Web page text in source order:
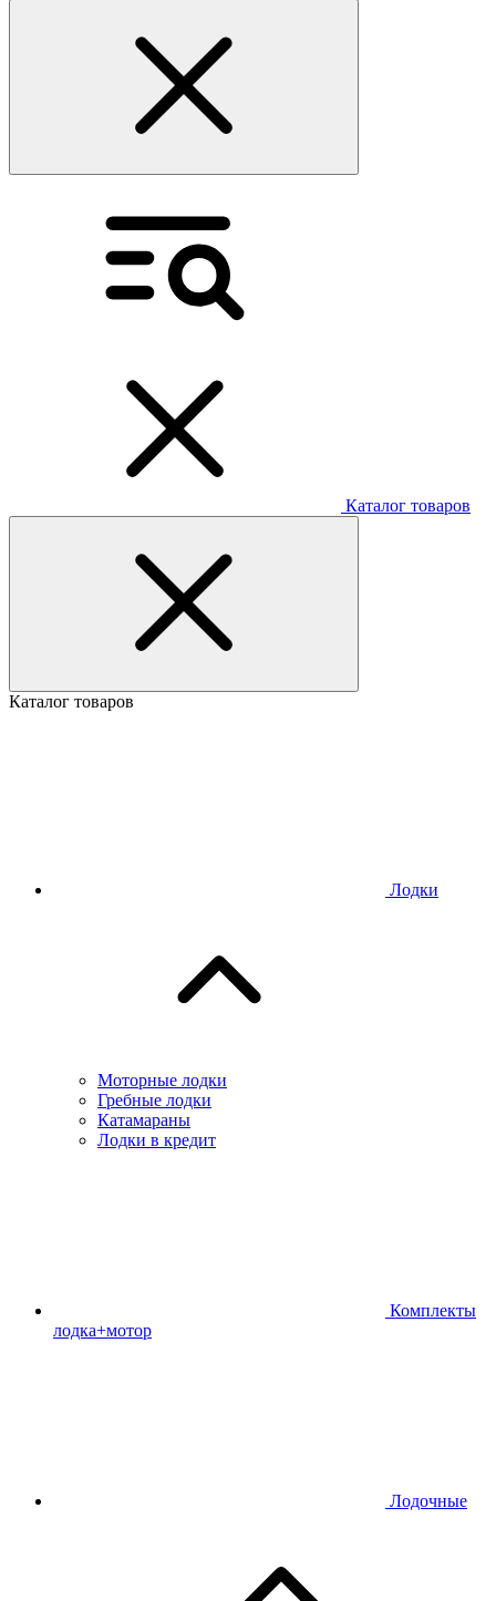
Каталог товаров
Каталог товаров
Лодки
Моторные лодки
Гребные лодки
Катамараны
Лодки в кредит
Комплекты
лодка+мотор
Лодочные